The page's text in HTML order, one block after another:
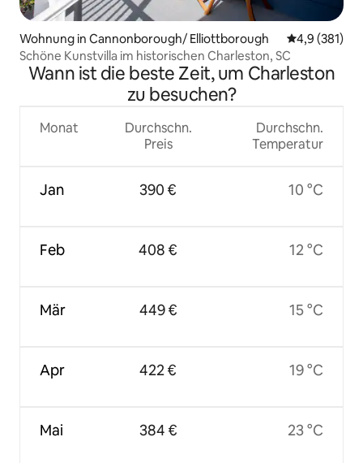
Wohnung in Cannonborough/ Elliottborough
4,9 (381)
Schöne Kunstvilla im historischen Charleston, SC
Wann ist die beste Zeit, um Charleston
zu besuchen?
Monat
Jan
Feb
Mär
Apr
Mai
Durchschn.
Preis
390 €
408 €
449 €
422 €
384 €
Durchschn.
Temperatur
10 °C
12 °C
15 °C
19 °C
23 °C